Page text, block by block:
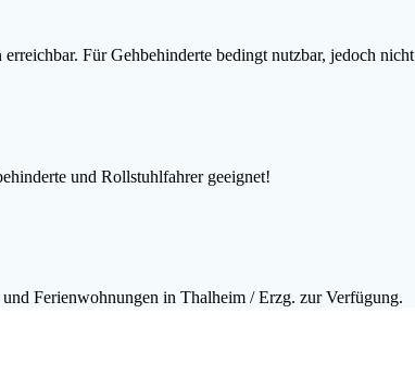
Für Gehbehinderte bedingt nutzbar, jedoch
und Rollstuhlfahrer geeignet!
Ferienwohnungen in Thalheim / Erzg. zur Verfügung.